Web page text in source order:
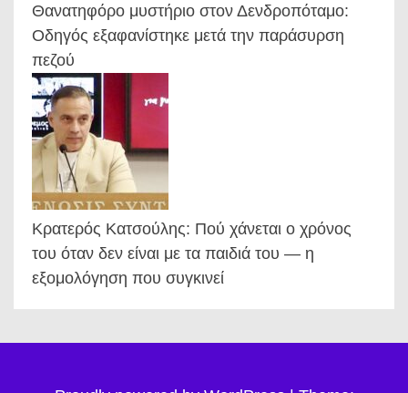
Θανατηφόρο μυστήριο στον Δενδροπόταμο:
Οδηγός εξαφανίστηκε μετά την παράσυρση
πεζού
Κρατερός Κατσούλης: Πού χάνεται ο χρόνος
του όταν δεν είναι με τα παιδιά του — η
εξομολόγηση που συγκινεί